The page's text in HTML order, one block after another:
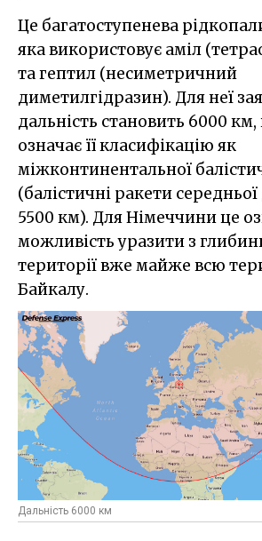
Це багатоступенева
яка використовує аміл
та гептил (несиметричний
диметилгідразин). Для неї
дальність становить 6000
означає її класифікацію як
міжконтинентальної
(балістичні ракети
5500 км). Для Німеччини це
можливість уразити з
території вже майже всю
Байкалу.
Дальність 6000 км